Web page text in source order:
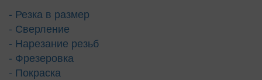
- Резка в размер
- Сверление
- Нарезание резьб
- Фрезеровка
- Покраска